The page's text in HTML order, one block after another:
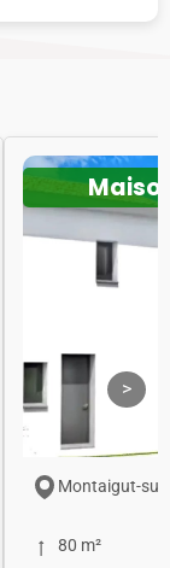
Montaigut-
80 m²
>